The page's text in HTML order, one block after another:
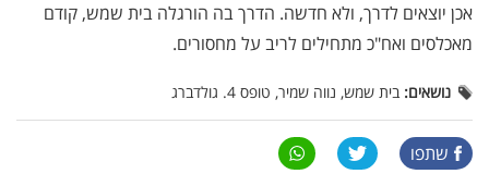
אכן יוצאים לדרך, ולא חדשה. הדרך בה הורגלה בית שמש, קודם
מאכלסים ואח"כ מתחילים לריב על מחסורים.
נושאים: בית שמש, נווה שמיר, טופס 4. גולדברג
שתפו